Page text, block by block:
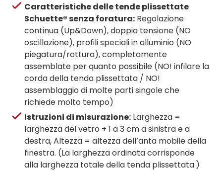
Caratteristiche delle tende plissettate
Schuette® senza foratura: Regolazione
continua (Up&Down), doppia tensione (NO
oscillazione), profili speciali in alluminio (NO
piegatura/rottura), completamente
assemblate per quanto possibile (NO! infilare la
corda della tenda plissettata / NO!
assemblaggio di molte parti singole che
richiede molto tempo)
Istruzioni di misurazione: Larghezza =
larghezza del vetro + 1 a 3 cm a sinistra e a
destra, Altezza = altezza dell’anta mobile della
finestra. (La larghezza ordinata corrisponde
alla larghezza totale della tenda plissettata.)